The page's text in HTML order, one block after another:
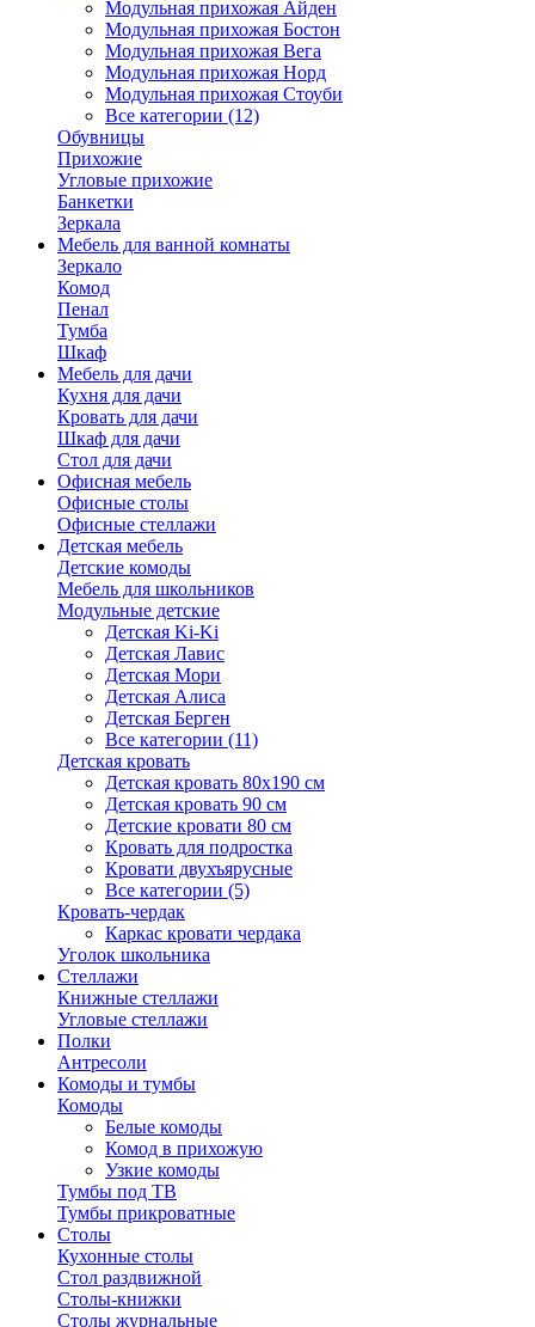
Модульная прихожая Айден
Модульная прихожая Бостон
Модульная прихожая Вега
Модульная прихожая Норд
Модульная прихожая Стоуби
Все категории (12)
Обувницы
Прихожие
Угловые прихожие
Банкетки
Зеркала
Мебель для ванной комнаты
Зеркало
Комод
Пенал
Тумба
Шкаф
Мебель для дачи
Кухня для дачи
Кровать для дачи
Шкаф для дачи
Стол для дачи
Офисная мебель
Офисные столы
Офисные стеллажи
Детская мебель
Детские комоды
Мебель для школьников
Модульные детские
Детская Ki-Ki
Детская Лавис
Детская Мори
Детская Алиса
Детская Берген
Все категории (11)
Детская кровать
Детская кровать 80х190 см
Детская кровать 90 см
Детские кровати 80 см
Кровать для подростка
Кровати двухъярусные
Все категории (5)
Кровать-чердак
Каркас кровати чердака
Уголок школьника
Стеллажи
Книжные стеллажи
Угловые стеллажи
Полки
Антресоли
Комоды и тумбы
Комоды
Белые комоды
Комод в прихожую
Узкие комоды
Тумбы под ТВ
Тумбы прикроватные
Столы
Кухонные столы
Стол раздвижной
Столы-книжки
Столы журнальные